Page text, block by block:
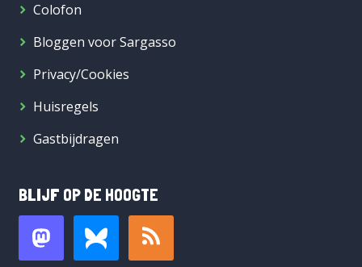
Colofon
Bloggen voor Sargasso
Privacy/Cookies
Huisregels
Gastbijdragen
BLIJF OP DE HOOGTE